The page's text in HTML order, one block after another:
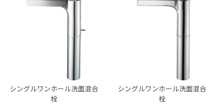
シングルワンホール洗面混合
栓
シングルワンホール洗面混合
栓